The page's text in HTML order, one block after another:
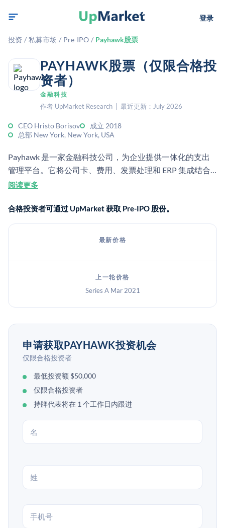
登录
投资 / 私募市场 / Pre-IPO / Payhawk股票
PAYHAWK股票（仅限合格投
资者）
金融科技
作者 UpMarket Research | 最近更新：July 2026
CEO Hristo Borisov
成立 2018
总部 New York, New York, USA
Payhawk 是一家金融科技公司，为企业提供一体化的支出
管理平台。它将公司卡、费用、发票处理和 ERP 集成结合
在一起，帮助财务团队实时控制支出。
阅读更多
合格投资者可通过 UpMarket 获取 Pre-IPO 股份。
最新价格
上一轮价格
Series A Mar 2021
申请获取PAYHAWK投资机会
仅限合格投资者
最低投资额 $50,000
仅限合格投资者
持牌代表将在 1 个工作日内跟进